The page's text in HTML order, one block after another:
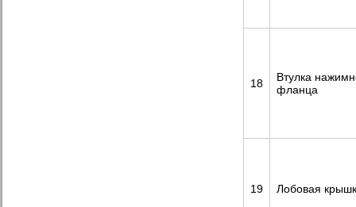
18
Втулка
фланца
19 Лобовая